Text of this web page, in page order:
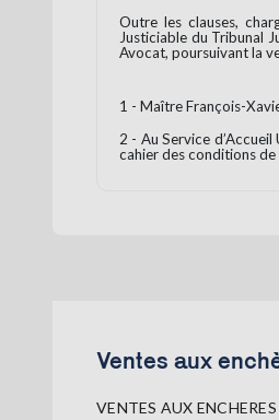
Outre les clauses,
Justiciable du Tribunal
Avocat, poursuivant la
1 - Maître François-
2 - Au Service
cahier des conditions de
Ventes aux
VENTES AUX